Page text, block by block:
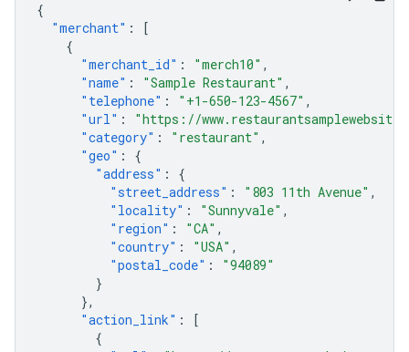
{
"merchant" :
[
{
"merchant_id" : "merch10" ,
"name" : "Sample Restaurant" ,
"telephone" : "+1-650-123-4567" ,
"url" :
"https://
"category" : "restaurant" ,
"geo" :
{
"address" :
{
"street_address" : "803 11th Avenue" ,
"locality" : "Sunnyvale" ,
"region" : "CA" ,
"country" : "USA" ,
"postal_code" :
"94089"
}
},
"action_link" :
[
{